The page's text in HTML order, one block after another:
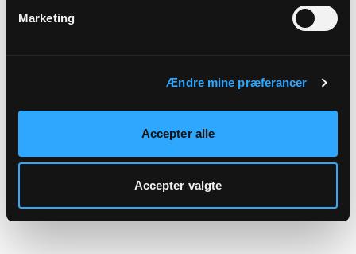
Marketing
Ændre mine præferancer
Accepter alle
Accepter valgte